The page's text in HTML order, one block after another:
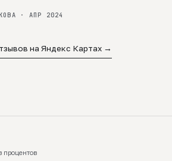
· АПР 2024
на Яндекс Картах →
процентов